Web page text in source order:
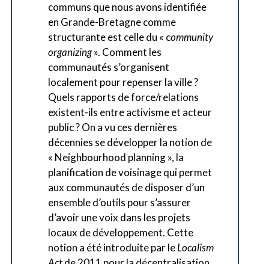
communs que nous avons identifiée
en Grande-Bretagne comme
structurante est celle du « community
organizing». Comment les
communautés s’organisent
localement pour repenser la ville ?
Quels rapports de force/relations
existent-ils entre activisme et acteur
public ? On a vu ces dernières
décennies se développer la notion de
« Neighbourhood planning », la
planification de voisinage qui permet
aux communautés de disposer d’un
ensemble d’outils pour s’assurer
d’avoir une voix dans les projets
locaux de développement. Cette
notion a été introduite par leLocalism